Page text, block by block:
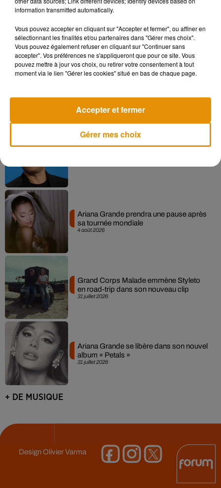
5 août 2026
Après le film, bientôt une docu-série sur
le père de Michael Jackson
4 août 2026
Benjamin Biolay nous emmène en
4 août 2026
Ariana Grande prendra une pause après
sa tournée mondiale
31 juillet 2026
Grand Corps Malade emmène Styleto
en road-trip dans son nouveau clip
31 juillet 2026
Ariana Grande se libère dans son nouvel
album « Petals »
+ DE MUSIQUE
DesignOlivier Varma
information transmitted automatically.
Vous pouvez accepter en cliquant sur "Accepter et fermer", ou affiner en
sélectionnant les finalités et/ou partenaires dans "Gérer mes choix".
Vous pouvez également refuser en cliquant sur "Continuer sans
accepter". Vos préférences ne s'appliqueront que pour ce site. Vous
pouvez mettre à jour vos choix, ou retirer votre consentement à tout
moment via le lien "Gérer les cookies" situé en bas de chaque page.
Gérer mes choix
Accepter et fermer